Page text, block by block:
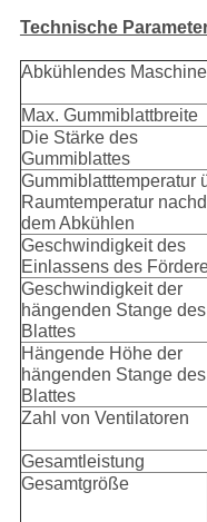
Technische
Abkühlendes
Max. Gummiblattbreite
Die Stärke des
Gummiblattes
Gummiblatttemperatur
Raumtemperatur
dem Abkühlen
Geschwindigkeit des
Einlassens des
Geschwindigkeit der
hängenden Stange des
Blattes
Hängende Höhe der
hängenden Stange des
Blattes
Zahl von Ventilatoren
Gesamtleistung
Gesamtgröße